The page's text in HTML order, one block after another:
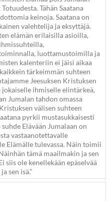
Tähän Saatana
keinoja. Saatana on
valehtelija ja eksyttäjä.
elämän erilaisilla asioilla,
luottamustoimilla ja
kalenteriin ei jäisi aikaa
tärkeimmän suhteen
Jeesuksen Kristuksen
jokaiselle ihmiselle elintärkeä,
Jumalan tahdon omassa
välisen suhteen
pyrkii mustasukkaisesti
Elävään Jumalaan on
vastaanotettavalle
Elämälle tulevassa. Näin toimii
tämä maailmakin ja sen
siis ole kenellekään epäselvää
sen isä.”